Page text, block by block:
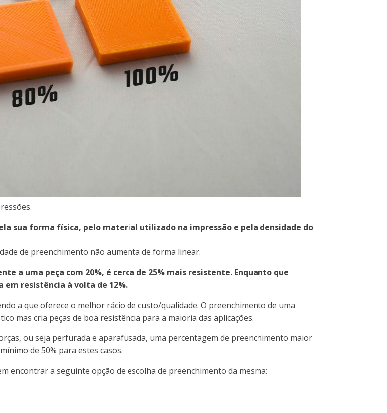
sua forma física, pelo material utilizado na impressão e pela densidade do
de preenchimento não aumenta de forma linear.
a uma peça com 20%, é cerca de 25% mais resistente. Enquanto que
em resistência à volta de 12%.
a que oferece o melhor rácio de custo/qualidade. O preenchimento de uma
mas cria peças de boa resistência para a maioria das aplicações.
ou seja perfurada e aparafusada, uma percentagem de preenchimento maior
de 50% para estes casos.
encontrar a seguinte opção de escolha de preenchimento da mesma: